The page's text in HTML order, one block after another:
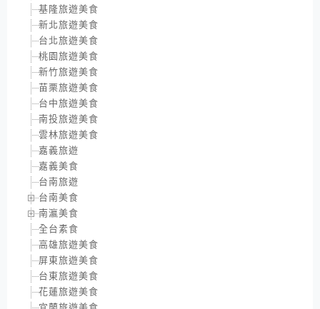
基隆旅遊美食
新北旅遊美食
台北旅遊美食
桃園旅遊美食
新竹旅遊美食
苗栗旅遊美食
台中旅遊美食
南投旅遊美食
雲林旅遊美食
嘉義旅遊
嘉義美食
台南旅遊
台南美食
南瀛美食
全台素食
高雄旅遊美食
屏東旅遊美食
台東旅遊美食
花蓮旅遊美食